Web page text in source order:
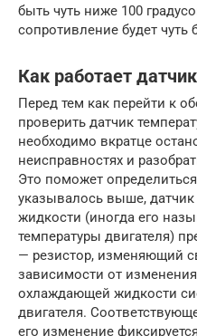
быть чуть ниже 100
сопротивление будет чуть
Как работает
Перед тем как перейти к
проверить датчик
необходимо вкратце
неисправностях и
Это поможет
указывалось выше,
жидкости (иногда его
температуры двигателя)
— резистор, изменяющий
зависимости от
охлаждающей жидкости
двигателя.
его изменение